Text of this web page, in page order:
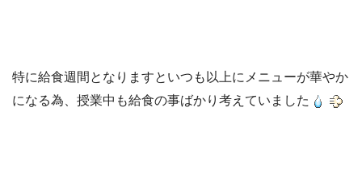
特に給食週間となりますといつも以上にメニューが華やか
になる為、授業中も給食の事ばかり考えていました